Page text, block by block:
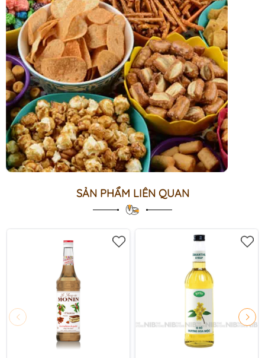
SẢN PHẨM LIÊN QUAN